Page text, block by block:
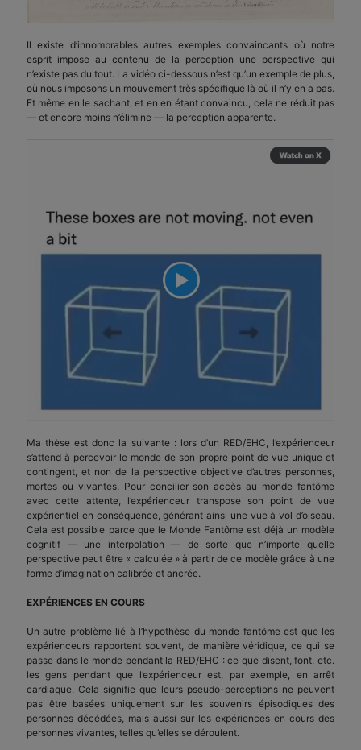
Il existe d’innombrables autres exemples convaincants où notre
esprit impose au contenu de la perception une perspective qui
n’existe pas du tout. La vidéo ci-dessous n’est qu’un exemple de plus,
où nous imposons un mouvement très spécifique là où il n’y en a pas.
Et même en le sachant, et en en étant convaincu, cela ne réduit pas
— et encore moins n’élimine — la perception apparente.
Ma thèse est donc la suivante : lors d’un RED/EHC, l’expérienceur
s’attend à percevoir le monde de son propre point de vue unique et
contingent, et non de la perspective objective d’autres personnes,
mortes ou vivantes. Pour concilier son accès au monde fantôme
avec cette attente, l’expérienceur transpose son point de vue
expérientiel en conséquence, générant ainsi une vue à vol d’oiseau.
Cela est possible parce que le Monde Fantôme est déjà un modèle
cognitif — une interpolation — de sorte que n’importe quelle
perspective peut être « calculée » à partir de ce modèle grâce à une
forme d’imagination calibrée et ancrée.
EXPÉRIENCES EN COURS
Un autre problème lié à l’hypothèse du monde fantôme est que les
expérienceurs rapportent souvent, de manière véridique, ce qui se
passe dans le monde pendant la RED/EHC : ce que disent, font, etc.
les gens pendant que l’expérienceur est, par exemple, en arrêt
cardiaque. Cela signifie que leurs pseudo-perceptions ne peuvent
pas être basées uniquement sur les souvenirs épisodiques des
personnes décédées, mais aussi sur les expériences en cours des
personnes vivantes, telles qu’elles se déroulent.